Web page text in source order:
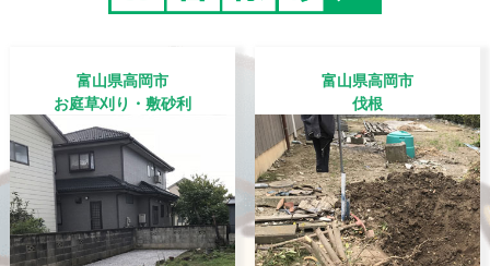
富山県高岡市
お庭草刈り・敷砂利
富山県高岡市
伐根